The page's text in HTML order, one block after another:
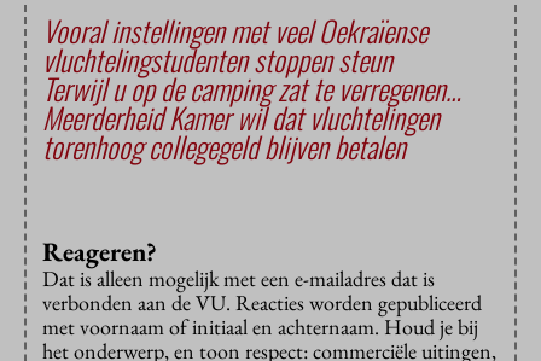
Vooral instellingen met veel Oekraïense
vluchtelingstudenten stoppen steun
Terwijl u op de camping zat te verregenen…
Meerderheid Kamer wil dat vluchtelingen
torenhoog collegegeld blijven betalen
Reageren?
Dat is alleen mogelijk met een e-mailadres dat is
verbonden aan de VU. Reacties worden gepubliceerd
met voornaam of initiaal en achternaam. Houd je bij
het onderwerp, en toon respect: commerciële uitingen,